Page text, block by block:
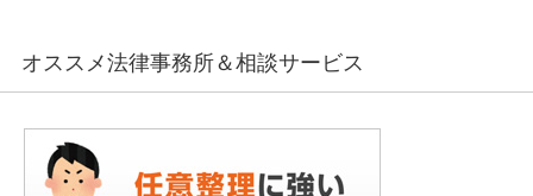
オススメ法律事務所＆相談サービス